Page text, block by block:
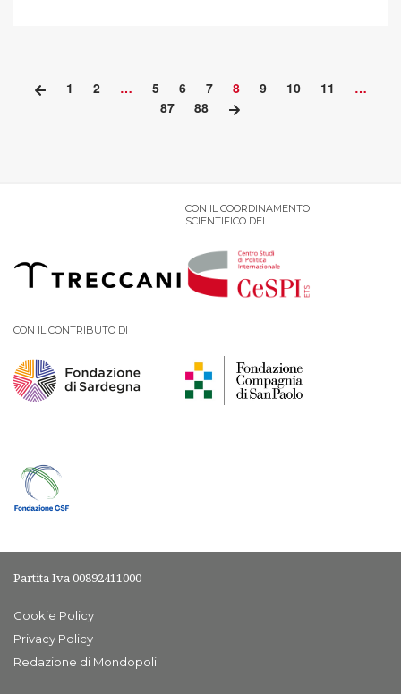
1 2 … 5 6 7 8 9 10 11
…
87
88
CON IL COORDINAMENTO
SCIENTIFICO DEL
CON IL CONTRIBUTO DI
Partita Iva 00892411000
Cookie Policy
Privacy Policy
Redazione di Mondopoli